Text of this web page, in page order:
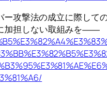
ー攻撃法の成立に際し
加担しない取組みを――